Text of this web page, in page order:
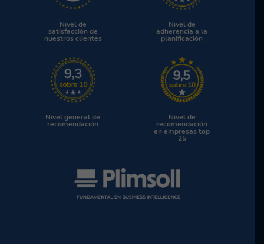
Nivel de
satisfacción de
nuestros clientes
Nivel de
adherencia a la
planificación
Nivel general de
recomendación
Nivel de
recomendación
en empresas top
25